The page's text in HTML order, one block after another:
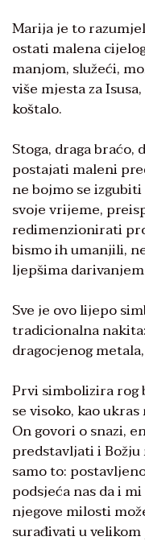
Marija je to
ostati malena
manjom, služeći,
više mjesta za
koštalo.
Stoga, draga
postajati maleni
ne bojmo se
svoje vrijeme,
redimenzionirati
bismo ih umanjili,
ljepšima
Sve je ovo lijepo
tradicionalna nakita:
dragocjenog
Prvi simbolizira rog
se visoko, kao
On govori o snazi,
predstavljati i
samo to:
podsjeća nas da i
njegove milosti
surađivati u